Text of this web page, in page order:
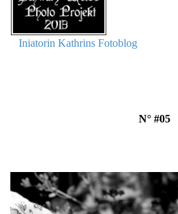
Iniatorin Kathrins Fotoblog
N° #05